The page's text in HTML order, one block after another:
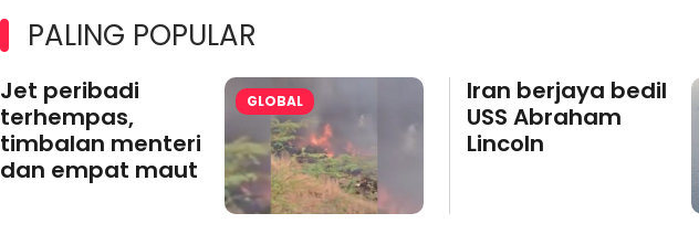
PALING POPULAR
Jet peribadi
terhempas,
timbalan menteri
dan empat maut
GLOBAL
Iran berjaya bedil
USS Abraham
Lincoln